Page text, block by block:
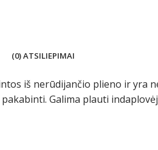
(0) ATSILIEPIMAI
iš nerūdijančio plieno ir yra
Galima plauti